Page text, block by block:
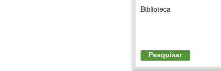
Biblioteca
Pesquisar